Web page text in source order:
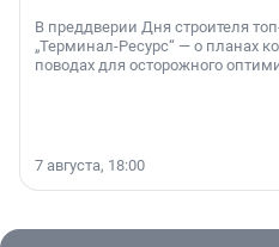
В преддверии Дня строителя
„Терминал-Ресурс“ — о планах
поводах для осторожного
7 августа, 18:00